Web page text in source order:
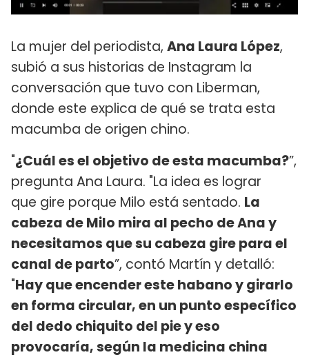
La mujer del periodista, Ana Laura López,
subió a sus historias de Instagram la
conversación que tuvo con Liberman,
donde este explica de qué se trata esta
macumba de origen chino.
"¿Cuál es el objetivo de esta macumba?”,
pregunta Ana Laura. "La idea es lograr
que gire porque Milo está sentado. La
cabeza de Milo mira al pecho de Ana y
necesitamos que su cabeza gire para el
canal de parto”, contó Martín y detalló:
"Hay que encender este habano y girarlo
en forma circular, en un punto específico
del dedo chiquito del pie y eso
provocaría, según la medicina china